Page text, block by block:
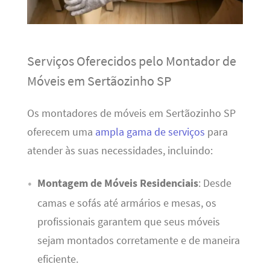
Serviços Oferecidos pelo Montador de
Móveis em Sertãozinho SP
Os montadores de móveis em Sertãozinho SP
oferecem uma ampla gama de serviços para
atender às suas necessidades, incluindo:
Montagem de Móveis Residenciais: Desde
camas e sofás até armários e mesas, os
profissionais garantem que seus móveis
sejam montados corretamente e de maneira
eficiente.